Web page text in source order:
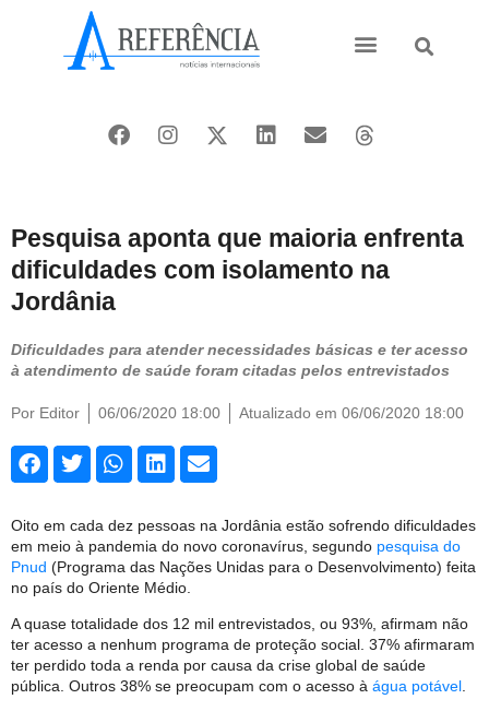
Pesquisa aponta que maioria enfrenta
dificuldades com isolamento na
Jordânia
Dificuldades para atender necessidades básicas e ter acesso
à atendimento de saúde foram citadas pelos entrevistados
Por Editor 06/06/2020 18:00 Atualizado em 06/06/2020 18:00
Oito em cada dez pessoas na Jordânia estão sofrendo dificuldades
em meio à pandemia do novo coronavírus, segundo pesquisa do
Pnud (Programa das Nações Unidas para o Desenvolvimento) feita
no país do Oriente Médio.
A quase totalidade dos 12 mil entrevistados, ou 93%, afirmam não
ter acesso a nenhum programa de proteção social. 37% afirmaram
ter perdido toda a renda por causa da crise global de saúde
pública. Outros 38% se preocupam com o acesso à água potável.